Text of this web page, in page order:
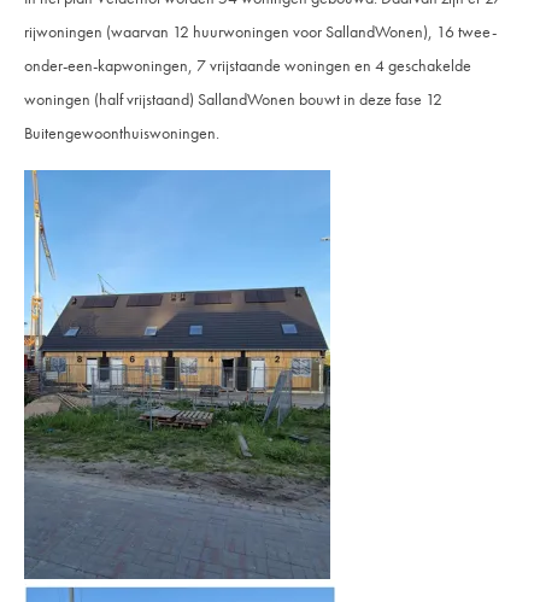
rijwoningen (waarvan 12 huurwoningen voor SallandWonen), 16 twee-
onder-een-kapwoningen, 7 vrijstaande woningen en 4 geschakelde
woningen (half vrijstaand) SallandWonen bouwt in deze fase 12
Buitengewoonthuiswoningen.